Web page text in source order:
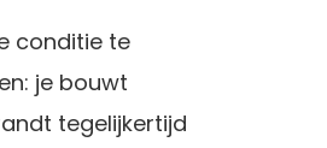
conditie te
je bouwt
tegelijkertijd